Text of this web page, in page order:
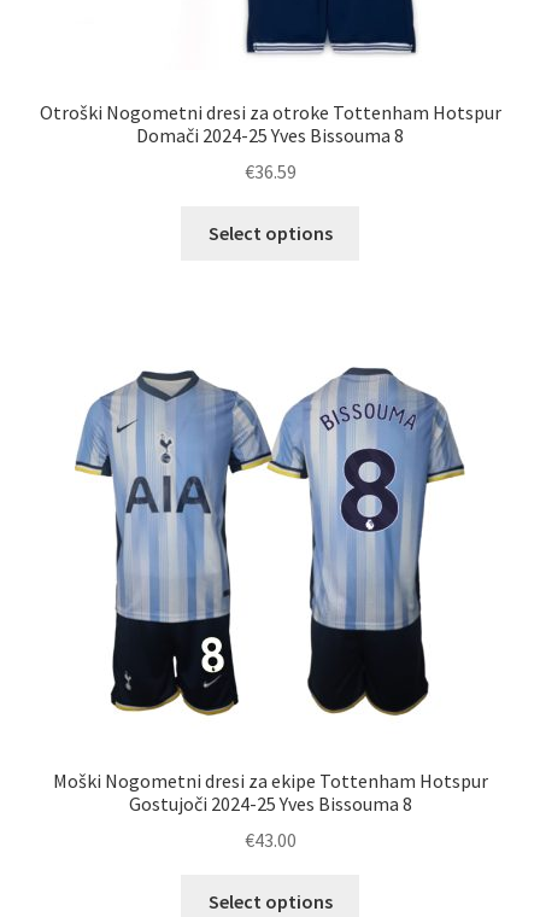
Otroški Nogometni dresi za otroke Tottenham Hotspur
Domači 2024-25 Yves Bissouma 8
€36.59
Select options
Možnosti
lahko
izberete
na
strani
izdelka
Moški Nogometni dresi za ekipe Tottenham Hotspur
Gostujoči 2024-25 Yves Bissouma 8
€43.00
Select options